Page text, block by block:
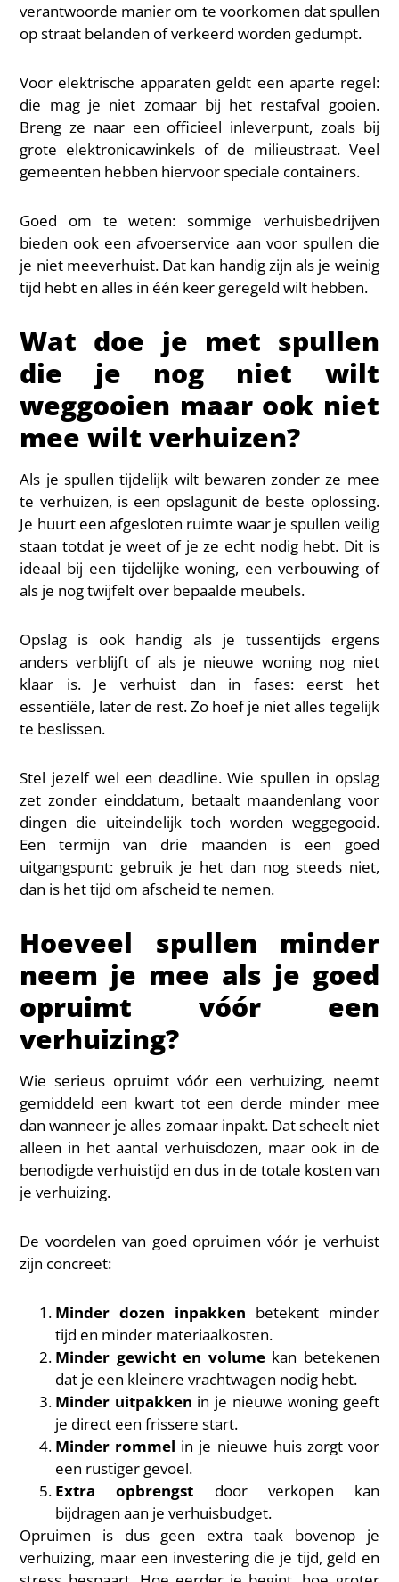
verantwoorde manier om te voorkomen dat spullen
op straat belanden of verkeerd worden gedumpt.
Voor elektrische apparaten geldt een aparte regel:
die mag je niet zomaar bij het restafval gooien.
Breng ze naar een officieel inleverpunt, zoals bij
grote elektronicawinkels of de milieustraat. Veel
gemeenten hebben hiervoor speciale containers.
Goed om te weten: sommige verhuisbedrijven
bieden ook een afvoerservice aan voor spullen die
je niet meeverhuist. Dat kan handig zijn als je weinig
tijd hebt en alles in één keer geregeld wilt hebben.
Wat doe je met spullen
die je nog niet wilt
weggooien maar ook niet
mee wilt verhuizen?
Als je spullen tijdelijk wilt bewaren zonder ze mee
te verhuizen, is een opslagunit de beste oplossing.
Je huurt een afgesloten ruimte waar je spullen veilig
staan totdat je weet of je ze echt nodig hebt. Dit is
ideaal bij een tijdelijke woning, een verbouwing of
als je nog twijfelt over bepaalde meubels.
Opslag is ook handig als je tussentijds ergens
anders verblijft of als je nieuwe woning nog niet
klaar is. Je verhuist dan in fases: eerst het
essentiële, later de rest. Zo hoef je niet alles tegelijk
te beslissen.
Stel jezelf wel een deadline. Wie spullen in opslag
zet zonder einddatum, betaalt maandenlang voor
dingen die uiteindelijk toch worden weggegooid.
Een termijn van drie maanden is een goed
uitgangspunt: gebruik je het dan nog steeds niet,
dan is het tijd om afscheid te nemen.
Hoeveel spullen minder
neem je mee als je goed
opruimt vóór een
verhuizing?
Wie serieus opruimt vóór een verhuizing, neemt
gemiddeld een kwart tot een derde minder mee
dan wanneer je alles zomaar inpakt. Dat scheelt niet
alleen in het aantal verhuisdozen, maar ook in de
benodigde verhuistijd en dus in de totale kosten van
je verhuizing.
De voordelen van goed opruimen vóór je verhuist
zijn concreet:
Minder dozen inpakken betekent minder
tijd en minder materiaalkosten.
Minder gewicht en volumekan betekenen
dat je een kleinere vrachtwagen nodig hebt.
Minder uitpakken in je nieuwe woning geeft
je direct een frissere start.
Minder rommel in je nieuwe huis zorgt voor
een rustiger gevoel.
Extra opbrengst door verkopen kan
bijdragen aan je verhuisbudget.
Opruimen is dus geen extra taak bovenop je
verhuizing, maar een investering die je tijd, geld en